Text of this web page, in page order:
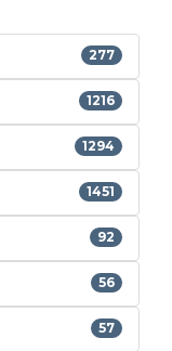
277
1216
1294
1451
92
56
57